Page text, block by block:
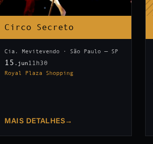
Circo Secreto
Cia. Mevitevendo · São Paulo — SP
15 .jun11h30
Royal Plaza Shopping
MAIS DETALHES →